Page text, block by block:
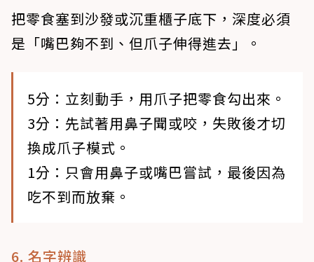
把零食塞到沙發或沉重櫃子底下，深度必須
是「嘴巴夠不到、但爪子伸得進去」。
5分：立刻動手，用爪子把零食勾出來。
3分：先試著用鼻子聞或咬，失敗後才切
換成爪子模式。
1分：只會用鼻子或嘴巴嘗試，最後因為
吃不到而放棄。
6. 名字辨識